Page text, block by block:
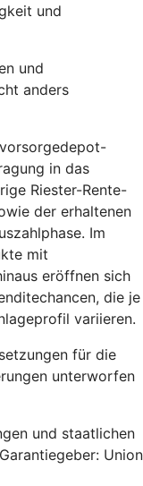
und
und
anders
in das
Riester-Rente-
der erhaltenen
Im
mit
eröffnen sich
die je
variieren.
für die
unterworfen
und staatlichen
Union